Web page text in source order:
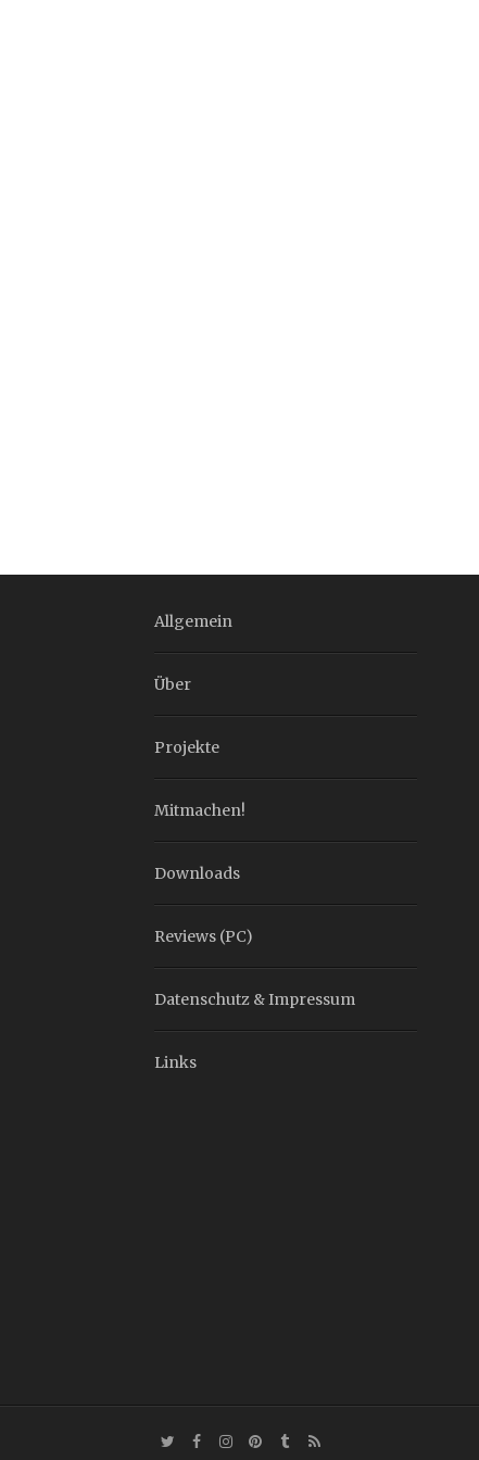
Allgemein
Über
Projekte
Mitmachen!
Downloads
Reviews (PC)
Datenschutz & Impressum
Links